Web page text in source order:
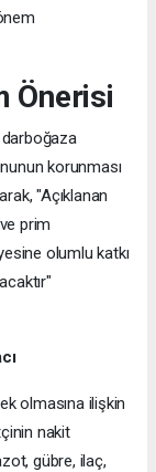
Önerisi
darboğaza
korunması
"Açıklanan
prim
olumlu katkı
olmasına ilişkin
nakit
gübre, ilaç,